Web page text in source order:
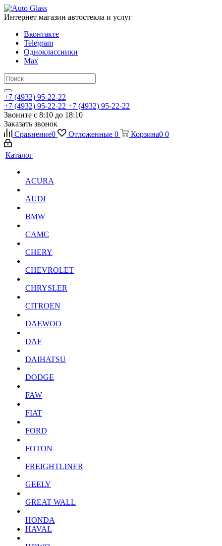
Интернет магазин автостекла и услуг
Вконтакте
Telegram
Одноклассники
Max
+7 (4932) 95-22-22
+7 (4932) 95-22-22 +7 (4932) 95-22-22
Звоните с 8:10 до 18:10
Заказать звонок
Сравнение0 Отложенные 0 Корзина0 0
Каталог
ACURA
AUDI
BMW
CAMC
CHERY
CHEVROLET
CHRYSLER
CITROEN
DAEWOO
DAF
DAIHATSU
DODGE
FAW
FIAT
FORD
FOTON
FREIGHTLINER
GEELY
GREAT WALL
HONDA
HAVAL